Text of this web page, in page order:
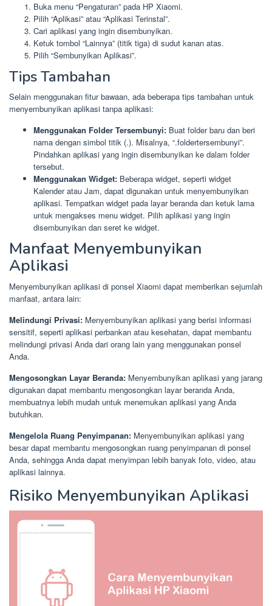
Buka menu “Pengaturan” pada HP Xiaomi.
Pilih “Aplikasi” atau “Aplikasi Terinstal”.
Cari aplikasi yang ingin disembunyikan.
Ketuk tombol “Lainnya” (titik tiga) di sudut kanan atas.
Pilih “Sembunyikan Aplikasi”.
Tips Tambahan
Selain menggunakan fitur bawaan, ada beberapa tips tambahan untuk
menyembunyikan aplikasi tanpa aplikasi:
Menggunakan Folder Tersembunyi: Buat folder baru dan beri
nama dengan simbol titik (.). Misalnya, “.foldertersembunyi”.
Pindahkan aplikasi yang ingin disembunyikan ke dalam folder
tersebut.
Menggunakan Widget: Beberapa widget, seperti widget
Kalender atau Jam, dapat digunakan untuk menyembunyikan
aplikasi. Tempatkan widget pada layar beranda dan ketuk lama
untuk mengakses menu widget. Pilih aplikasi yang ingin
disembunyikan dan seret ke widget.
Manfaat Menyembunyikan
Aplikasi
Menyembunyikan aplikasi di ponsel Xiaomi dapat memberikan sejumlah
manfaat, antara lain:
Melindungi Privasi: Menyembunyikan aplikasi yang berisi informasi
sensitif, seperti aplikasi perbankan atau kesehatan, dapat membantu
melindungi privasi Anda dari orang lain yang menggunakan ponsel
Anda.
Mengosongkan Layar Beranda: Menyembunyikan aplikasi yang jarang
digunakan dapat membantu mengosongkan layar beranda Anda,
membuatnya lebih mudah untuk menemukan aplikasi yang Anda
butuhkan.
Mengelola Ruang Penyimpanan: Menyembunyikan aplikasi yang
besar dapat membantu mengosongkan ruang penyimpanan di ponsel
Anda, sehingga Anda dapat menyimpan lebih banyak foto, video, atau
aplikasi lainnya.
Risiko Menyembunyikan Aplikasi